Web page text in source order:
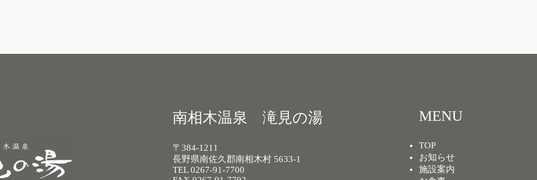
南相木温泉 滝見の湯
〒384-1211
長野県南佐久郡南相木村 5633-1
TEL 0267-91-7700
MENU
TOP
お知らせ
施設案内